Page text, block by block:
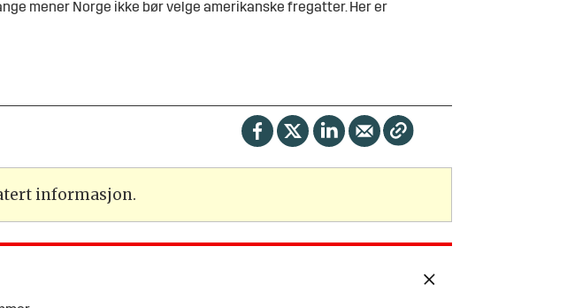
mener Norge ikke bør velge amerikanske fregatter. Her er
informasjon.